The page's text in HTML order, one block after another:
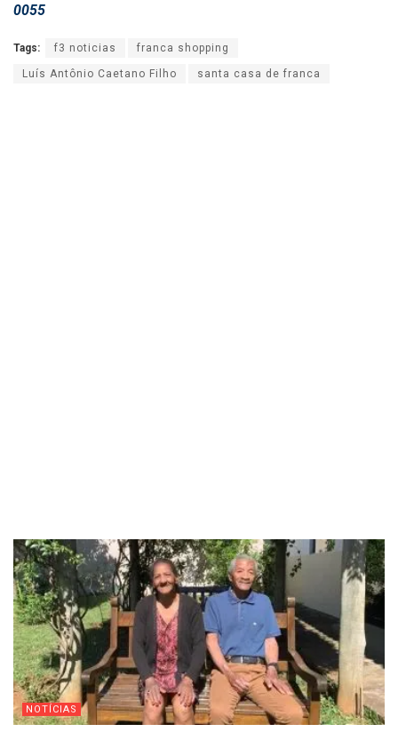
0055
Tags: f3 noticias franca shopping
Luís Antônio Caetano Filho santa casa de franca
NOTÍCIAS